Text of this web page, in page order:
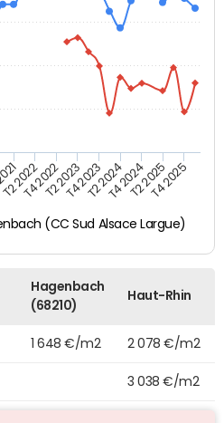
(CC Sud Alsace Largue)
T2 2022T4 2022T2 2023T4 2023T2 2024T4 2024T2 2025T4 2025
Hagenbach
(68210)
Haut-Rhin
1 648 €/m2 2 078 €/m2
3 038 €/m2